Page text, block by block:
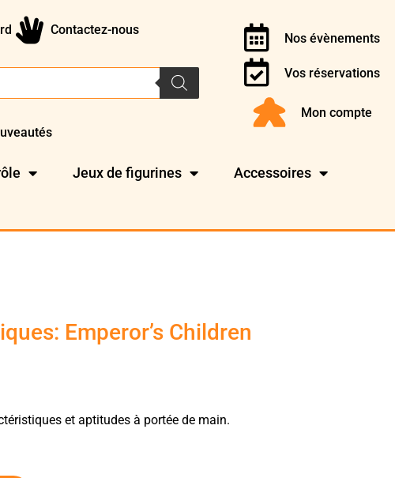
Contactez-nous
Nos évènements
Vos réservations
Mon compte
Jeux de figurines Accessoires
Emperor’s Children
et aptitudes à portée de main.